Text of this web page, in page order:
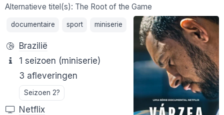
Alternatieve titel(s): The Root of the Game
documentaire sport miniserie
Brazilië
1 seizoen (miniserie)
3 afleveringen
Seizoen 2?
Netflix